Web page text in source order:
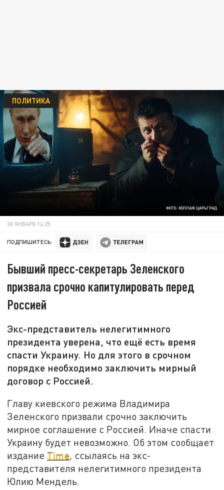
ФОТО: КОЛЛАЖ ЦАРЬГРАД
ПОЛИТИКА
30 ЯНВАРЯ 14:25
ПОДПИШИТЕСЬ:
Бывший пресс-секретарь Зеленского
призвала срочно капитулировать перед
Россией
Экс-представитель нелегитимного
президента уверена, что ещё есть время
спасти Украину. Но для этого в срочном
порядке необходимо заключить мирный
договор с Россией.
Главу киевского режима Владимира
Зеленского призвали срочно заключить
мирное соглашение с Россией. Иначе спасти
Украину будет невозможно. Об этом сообщает
издание Time, ссылаясь на экс-
представителя нелегитимного президента
Юлию Мендель.